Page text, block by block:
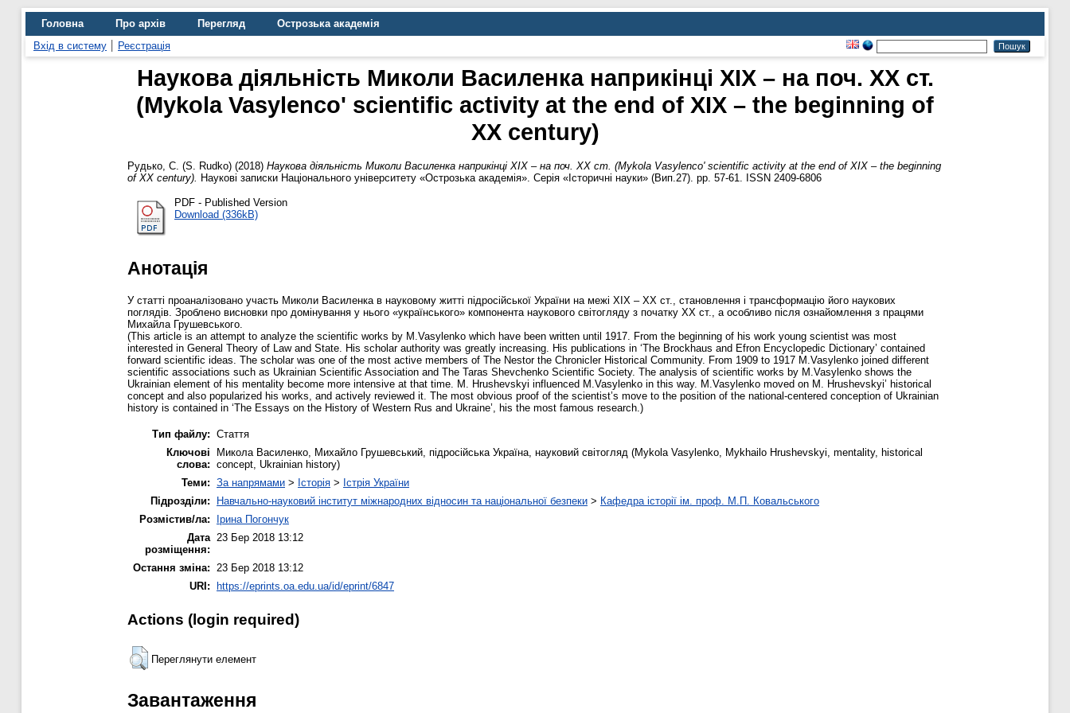
Головна Про архів Перегляд
Острозька академія
Вхід в систему
Реєстрація
Наукова діяльність Миколи Василенка наприкінці ХІХ – на поч. ХХ ст.
(Mykola Vasylenco' scientific activity at the end of XIX – the beginning of
XX century)
Рудько, С. (S. Rudko) (2018) Наукова діяльність Миколи Василенка наприкінці ХІХ – на поч. ХХ ст. (Mykola Vasylenco' scientific activity at the end of XIX – the beginning
of XX century).
Наукові записки Національного університету «Острозька академія». Серія «Історичні науки» (Вип.27). pp. 57-61. ISSN 2409-6806
PDF - Published Version
Download (336kB)
Анотація
У статті проаналізовано участь Миколи Василенка в науковому житті підросійської України на межі ХІХ – ХХ ст., становлення і трансформацію його наукових
поглядів. Зроблено висновки про домінування у нього «українського» компонента наукового світогляду з початку ХХ ст., а особливо після ознайомлення з працями
Михайла Грушевського.
(This article is an attempt to analyze the scientific works by M.Vasylenko which have been written until 1917. From the beginning of his work young scientist was most
interested in General Theory of Law and State. His scholar authority was greatly increasing. His publications in ‘The Brockhaus and Efron Encyclopedic Dictionary’ contained
forward scientific ideas. The scholar was one of the most active members of The Nestor the Chronicler Historical Community. From 1909 to 1917 M.Vasylenko joined different
scientific associations such as Ukrainian Scientific Association and The Taras Shevchenko Scientific Society. The analysis of scientific works by M.Vasylenko shows the
Ukrainian element of his mentality become more intensive at that time. M. Hrushevskyi influenced M.Vasylenko in this way. M.Vasylenko moved on M. Hrushevskyi’ historical
concept and also popularized his works, and actively reviewed it. The most obvious proof of the scientist’s move to the position of the national-centered conception of Ukrainian
history is contained in ‘The Essays on the History of Western Rus and Ukraine’, his the most famous research.)
Тип файлу: Стаття
Ключові
слова:
Микола Василенко, Михайло Грушевський, підросійська Україна, науковий світогляд (Mykola Vasylenko, Mykhailo Hrushevskyi, mentality, historical
concept, Ukrainian history)
Теми: За напрямами > Історія > Істрія України
Підрозділи:
Навчально-науковий інститут міжнародних відносин та національної безпеки > Кафедра історії ім. проф. М.П. Ковальського
Розмістив/ла:
Ірина Погончук
Дата
розміщення:
23 Бер 2018 13:12
Остання зміна:
23 Бер 2018 13:12
URI: https://eprints.oa.edu.ua/id/eprint/6847
Actions (login required)
Переглянути елемент
Завантаження